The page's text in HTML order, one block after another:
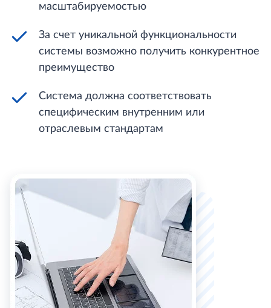
масштабируемостью
За счет уникальной функциональности
системы возможно получить конкурентное
преимущество
Система должна соответствовать
специфическим внутренним или
отраслевым стандартам